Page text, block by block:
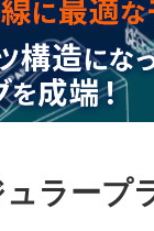
ラープ